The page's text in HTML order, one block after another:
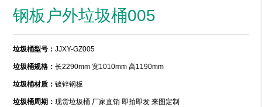
钢板户外垃圾桶005
垃圾桶型号：JJXY-GZ005
垃圾桶规格：长2290mm 宽1010mm 高1190mm
垃圾桶材质：镀锌钢板
垃圾桶周期：现货垃圾桶 厂家直销 即拍即发 来图定制